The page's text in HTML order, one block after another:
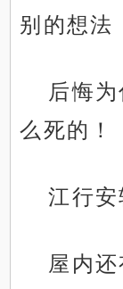
别的想法
后悔
么死的！
江行安
屋内